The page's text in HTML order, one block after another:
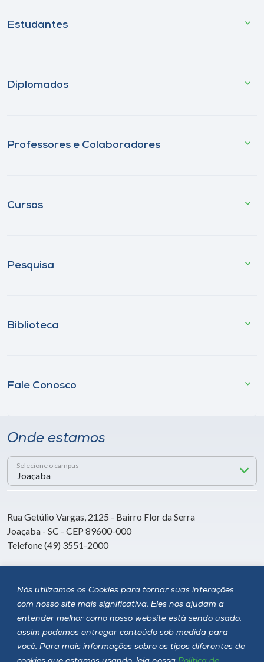
Nós utilizamos os Cookies para tornar suas interações
com nosso site mais significativa. Eles nos ajudam a
entender melhor como nosso website está sendo usado,
assim podemos entregar conteúdo sob medida para
você. Para mais informações sobre os tipos diferentes de
Estudantes
Diplomados
Professores e Colaboradores
Cursos
Pesquisa
Biblioteca
Fale Conosco
Onde estamos
Selecione o campus
Rua Getúlio Vargas, 2125 - Bairro Flor da Serra
Joaçaba - SC - CEP 89600-000
Telefone (49) 3551-2000
Siga a Unoesc